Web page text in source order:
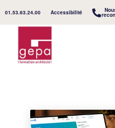
01.53.63.24.00 Accessibilité